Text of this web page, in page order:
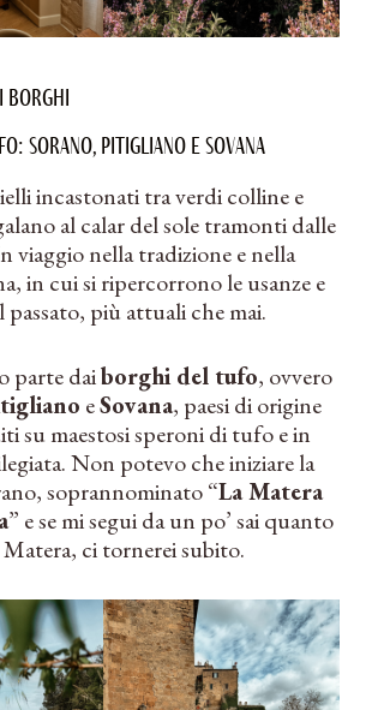
borghi
Sorano, Pitigliano e Sovana
incastonati tra verdi colline e
al calar del sole tramonti dalle
viaggio nella tradizione e nella
in cui si ripercorrono le usanze e
più attuali che mai.
parte daiborghi del tufo, ovvero
eSovana, paesi di origine
su maestosi speroni di tufo e in
Non potevo che iniziare la
soprannominato “La Matera
” e se mi segui da un po’ sai quanto
Matera, ci tornerei subito.